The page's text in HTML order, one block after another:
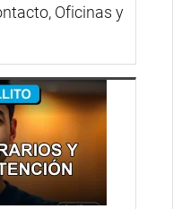
Oficinas y